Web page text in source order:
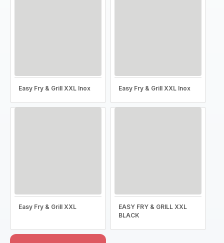
Easy Fry & Grill XXL Inox Easy Fry & Grill XXL Inox
Easy Fry & Grill XXL
EASY FRY & GRILL XXL
BLACK